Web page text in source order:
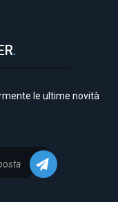
.
le ultime novità